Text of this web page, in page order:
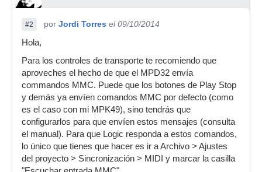
#2 por Jordi Torres el 09/10/2014
Hola,
Para los controles de transporte te recomiendo que
aproveches el hecho de que el MPD32 envía
commandos MMC. Puede que los botones de Play Stop
y demás ya envíen comandos MMC por defecto (como
es el caso con mi MPK49), sino tendrás que
configurarlos para que envíen estos mensajes (consulta
el manual). Para que Logic responda a estos comandos,
lo único que tienes que hacer es ir a Archivo > Ajustes
del proyecto > Sincronización > MIDI y marcar la casilla